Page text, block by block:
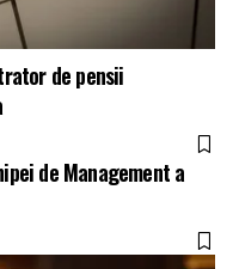
de pensii
de Management a